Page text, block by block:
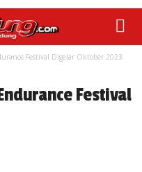
Festival Digelar Oktober 2023
Festival